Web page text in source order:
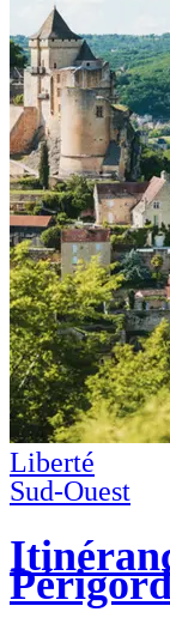
Liberté
Sud-Ouest